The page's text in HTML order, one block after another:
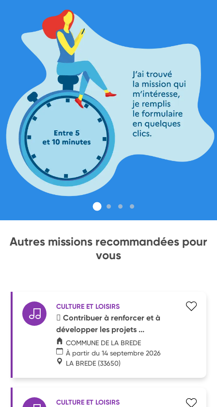
Autres missions recommandées pour
vous
CULTURE ET LOISIRS
 Contribuer à renforcer et à
développer les projets ...
COMMUNE DE LA BREDE
À partir du 14 septembre 2026
LA BREDE (33650)
CULTURE ET LOISIRS